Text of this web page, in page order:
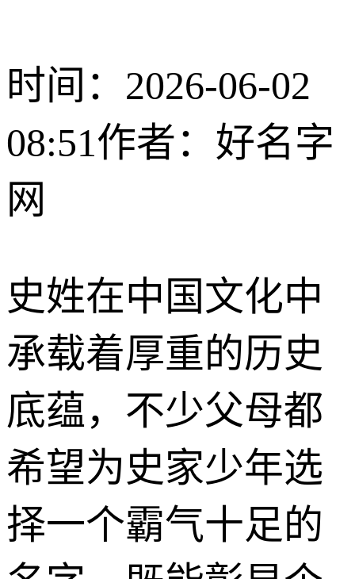
时间：2026-06-02
08:51作者：好名字
网
史姓在中国文化中
承载着厚重的历史
底蕴，不少父母都
希望为史家少年选
择一个霸气十足的